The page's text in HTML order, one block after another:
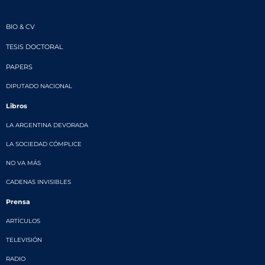
BIO & CV
TESIS DOCTORAL
PAPERS
DIPUTADO NACIONAL
Libros
LA ARGENTINA DEVORADA
LA SOCIEDAD CÓMPLICE
NO VA MÁS
CADENAS INVISIBLES
Prensa
ARTÍCULOS
TELEVISIÓN
RADIO